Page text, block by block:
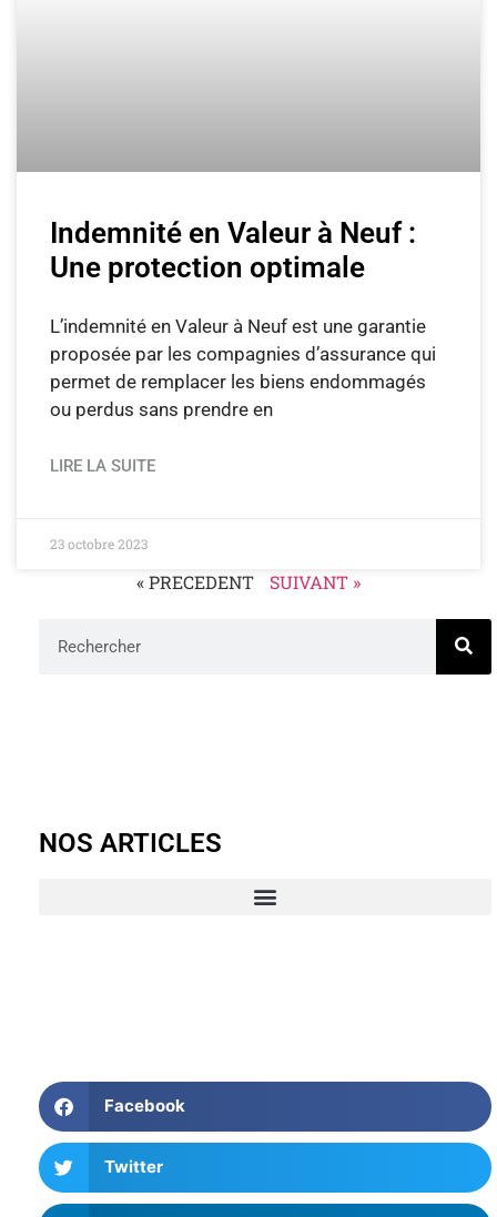
Indemnité en Valeur à Neuf :
Une protection optimale
L’indemnité en Valeur à Neuf est une garantie
proposée par les compagnies d’assurance qui
permet de remplacer les biens endommagés
ou perdus sans prendre en
LIRE LA SUITE
23 octobre 2023
« PRECEDENT SUIVANT »
NOS ARTICLES
Facebook
Twitter